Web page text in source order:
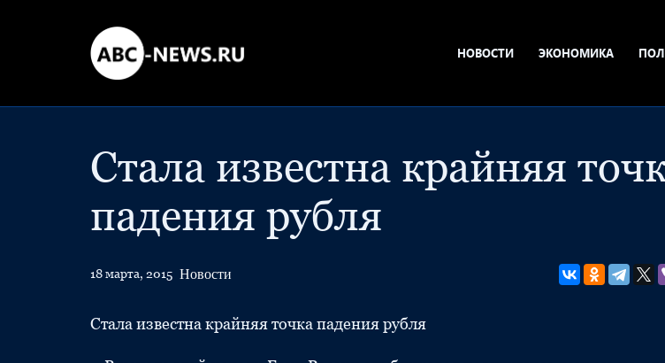
НОВОСТИ ЭКОНОМИКА
Стала известна крайняя
падения рубля
18 марта, 2015 Новости
Стала известна крайняя точка падения рубля